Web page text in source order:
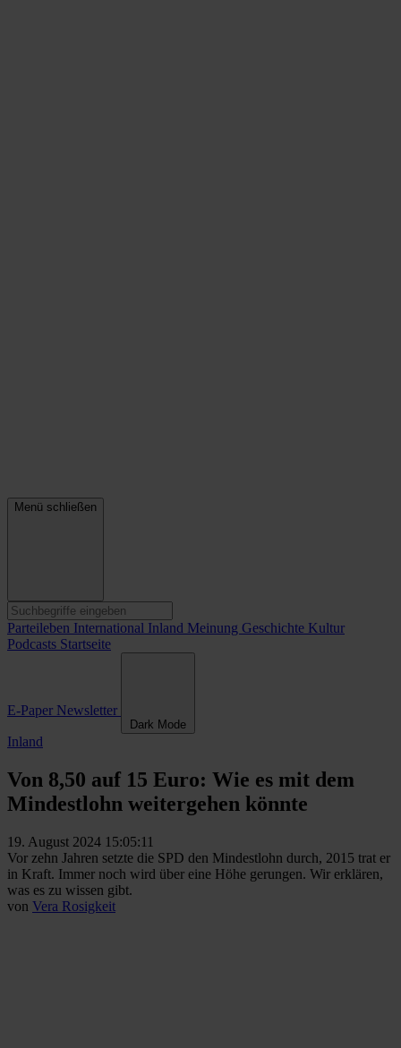
Menü schließen
Parteileben International Inland Meinung Geschichte Kultur
Podcasts Startseite
E-Paper Newsletter
Dark Mode
Inland
Von 8,50 auf 15 Euro: Wie es mit dem
Mindestlohn weitergehen könnte
19. August 2024 15:05:11
Vor zehn Jahren setzte die SPD den Mindestlohn durch, 2015 trat er
in Kraft. Immer noch wird über eine Höhe gerungen. Wir erklären,
was es zu wissen gibt.
von Vera Rosigkeit